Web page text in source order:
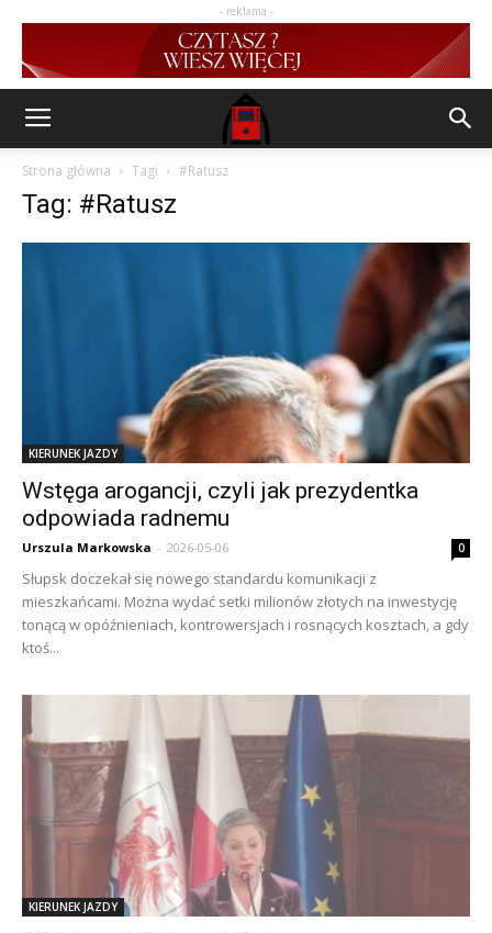
- reklama -
Strona główna Tagi #Ratusz
Tag: #Ratusz
KIERUNEK JAZDY
Wstęga arogancji, czyli jak prezydentka
odpowiada radnemu
Urszula Markowska - 2026-05-06 0
Słupsk doczekał się nowego standardu komunikacji z
mieszkańcami. Można wydać setki milionów złotych na inwestycję
tonącą w opóźnieniach, kontrowersjach i rosnących kosztach, a gdy
ktoś...
KIERUNEK JAZDY